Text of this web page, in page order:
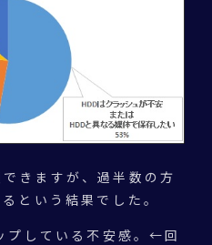
きますが、過半数の方
という結果でした。
プしている不安感。←回